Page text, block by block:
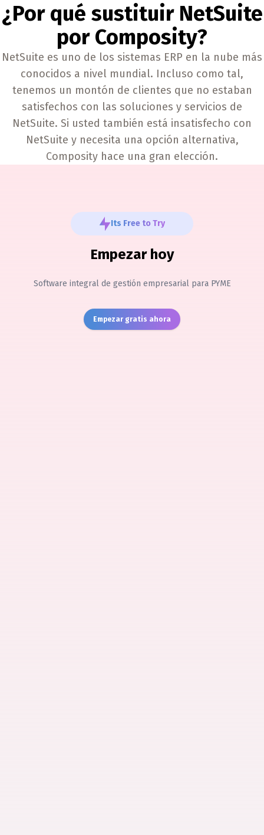
¿Por qué sustituir NetSuite
por Composity?
NetSuite es uno de los sistemas ERP en la nube más
conocidos a nivel mundial. Incluso como tal,
tenemos un montón de clientes que no estaban
satisfechos con las soluciones y servicios de
NetSuite. Si usted también está insatisfecho con
NetSuite y necesita una opción alternativa,
Composity hace una gran elección.
Its Free to Try
Empezar hoy
Software integral de gestión empresarial para PYME
Empezar gratis ahora